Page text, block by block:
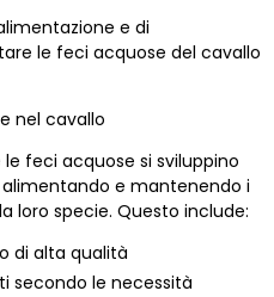
e di
le feci acquose del cavallo
nel cavallo
feci acquose si sviluppino
e mantenendo i
loro specie. Questo include:
di alta qualità
secondo le necessità